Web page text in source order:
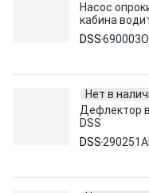
Насос
кабина
DSS
Нет в
Дефлектор
DSS
DSS